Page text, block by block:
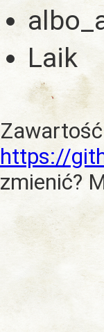
Laik
https://
zmienić?